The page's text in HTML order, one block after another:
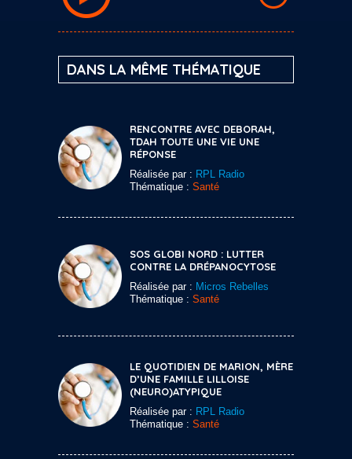
DANS LA MÊME THÉMATIQUE
RENCONTRE AVEC DEBORAH,
TDAH TOUTE UNE VIE UNE
RÉPONSE
Réalisée par : RPL Radio
Thématique : Santé
SOS GLOBI NORD : LUTTER
CONTRE LA DRÉPANOCYTOSE
Réalisée par : Micros Rebelles
Thématique : Santé
LE QUOTIDIEN DE MARION, MÈRE
D’UNE FAMILLE LILLOISE
(NEURO)ATYPIQUE
Réalisée par : RPL Radio
Thématique : Santé